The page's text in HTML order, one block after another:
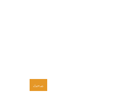
صحت